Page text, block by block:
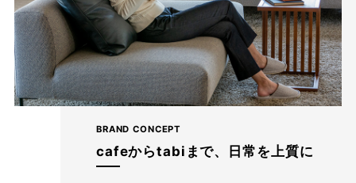
BRAND CONCEPT
cafeからtabiまで、日常を上質に